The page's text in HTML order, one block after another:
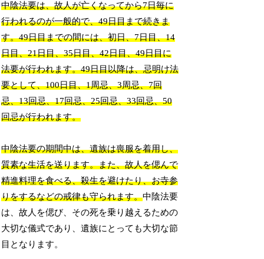
中陰法要は、故人が亡くなってから7日毎に
行われるのが一般的で、49日目まで続きま
す。49日目までの間には、初日、7日目、14
日目、21日目、35日目、42日目、49日目に
法要が行われます。49日目以降は、忌明け法
要として、100日目、1周忌、3周忌、7回
忌、13回忌、17回忌、25回忌、33回忌、50
回忌が行われます。
中陰法要の期間中は、遺族は喪服を着用し、
質素な生活を送ります。また、故人を偲んで
精進料理を食べる、殺生を避けたり、お寺参
りをするなどの戒律も守られます。中陰法要
は、故人を偲び、その死を乗り越えるための
大切な儀式であり、遺族にとっても大切な節
目となります。